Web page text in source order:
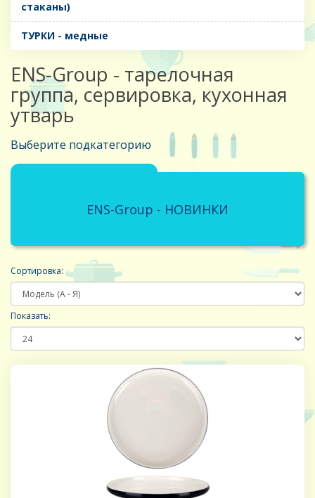
стаканы)
ТУРКИ - медные
ENS-Group - тарелочная
группа, сервировка, кухонная
утварь
Выберите подкатегорию
ENS-Group - НОВИНКИ
Сортировка:
Показать: